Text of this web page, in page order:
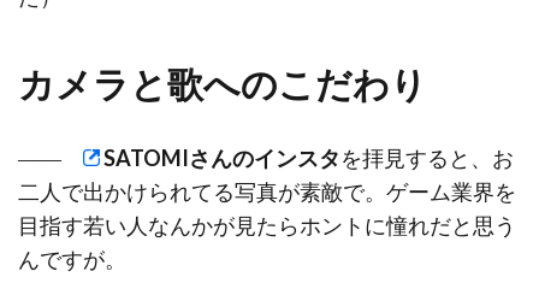
カメラと歌へのこだわり
―― SATOMIさんのインスタを拝見すると、お
二人で出かけられてる写真が素敵で。ゲーム業界を
目指す若い人なんかが見たらホントに憧れだと思う
んですが。